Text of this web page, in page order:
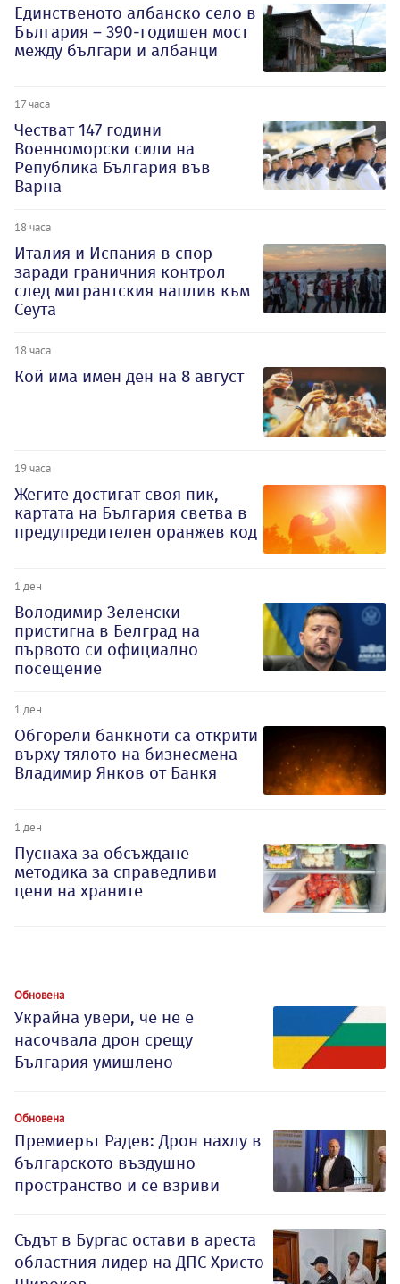
Единственото албанско село в
България – 390-годишен мост
между българи и албанци
17 часа
Честват 147 години
Военноморски сили на
Република България във
Варна
18 часа
Италия и Испания в спор
заради граничния контрол
след мигрантския наплив към
Сеута
18 часа
Кой има имен ден на 8 август
19 часа
Жегите достигат своя пик,
картата на България светва в
предупредителен оранжев код
1 ден
Володимир Зеленски
пристигна в Белград на
първото си официално
посещение
1 ден
Обгорели банкноти са открити
върху тялото на бизнесмена
Владимир Янков от Банкя
1 ден
Пуснаха за обсъждане
методика за справедливи
цени на храните
Обновена
Украйна увери, че не е
насочвала дрон срещу
България умишлено
Обновена
Премиерът Радев: Дрон нахлу в
българското въздушно
пространство и се взриви
Съдът в Бургас остави в ареста
областния лидер на ДПС Христо